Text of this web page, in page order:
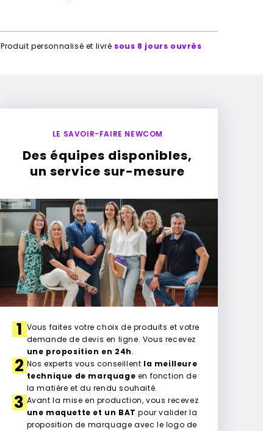
Produit personnalisé et livré sous 8 jours ouvrés
LE SAVOIR-FAIRE NEWCOM
Des équipes disponibles,
un service sur-mesure
1 Vous faites votre choix de produits et votre
demande de devis en ligne. Vous recevez
une proposition en 24h.
2 Nos experts vous conseillent la meilleure
technique de marquage en fonction de
la matière et du rendu souhaité.
3 Avant la mise en production, vous recevez
une maquette et un BAT pour valider la
proposition de marquage avec le logo de